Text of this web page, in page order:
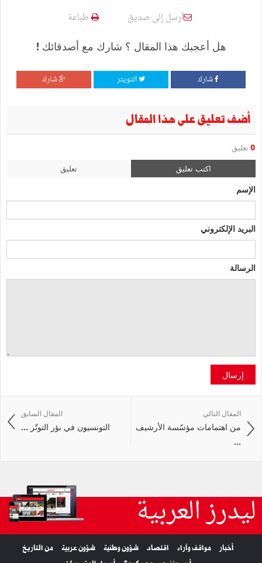
أرسل إلى صديق طباعة
هل أعجبك هذا المقال ؟ شارك مع أصدقائك !
شارك التويتر شارك
أضف تعليق على هذا المقال
0 تعليق
اكتب تعليق تعليق
الإسم
البريد الإلكتروني
الرسالة
إرسال
المقال السابق
التونسيون في بؤر التوتّر ...
المقال التالي
من اهتمامات مؤسّسة الأرشيف
...
ليدرز العربية
أخبار مواقف وآراء اقتصاد شؤون وطنية شؤون عربية
من التاريخ